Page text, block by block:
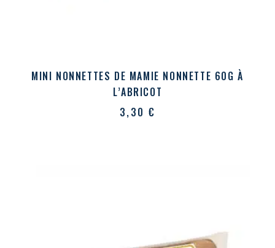
MINI NONNETTES DE MAMIE NONNETTE 60G À
L’ABRICOT
3,30 €